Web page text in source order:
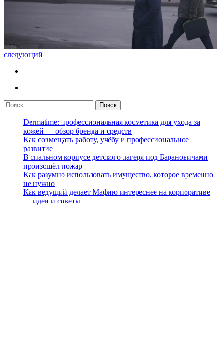
следующий
Dermatime: профессиональная косметика для ухода за
кожей — обзор бренда и средств
Как совмещать работу, учёбу и профессиональное
развитие
В спальном корпусе детского лагеря под Барановичами
произошёл пожар
Как разумно использовать имущество, которое временно
не нужно
Как ведущий делает Мафию интереснее на корпоративе
— идеи и советы